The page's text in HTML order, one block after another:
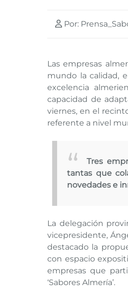
Por:
Las empresas
mundo la calidad,
excelencia
capacidad de
viernes, en el
referente a nivel
Tres
tantas que
novedades e
La delegación
vicepresidente,
destacado la
con espacio
empresas que
‘Sabores Almería’.